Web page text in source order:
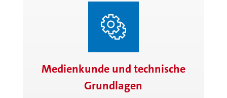
Medienkunde und technische
Grundlagen